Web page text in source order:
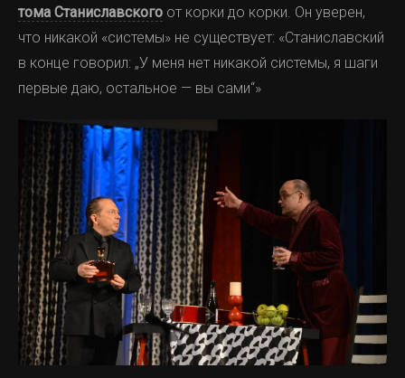
тома Станиславского от корки до корки. Он уверен,
что никакой «системы» не существует: «Станиславский
в конце говорил: „У меня нет никакой системы, я шаги
первые даю, остальное — вы сами“»